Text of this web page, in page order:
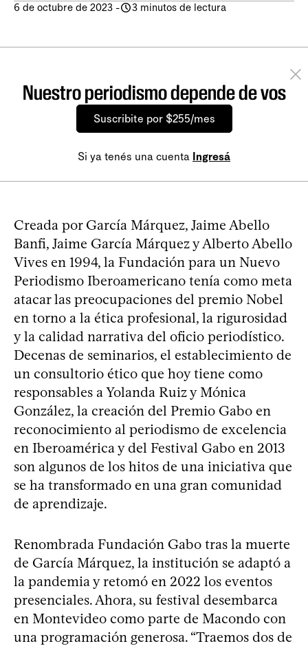
6 de octubre de 2023 - 3 minutos de lectura
Nuestro periodismo depende de vos
Suscribite por $255/mes
Si ya tenés una cuenta Ingresá
Creada por García Márquez, Jaime Abello
Banfi, Jaime García Márquez y Alberto Abello
Vives en 1994, la Fundación para un Nuevo
Periodismo Iberoamericano tenía como meta
atacar las preocupaciones del premio Nobel
en torno a la ética profesional, la rigurosidad
y la calidad narrativa del oficio periodístico.
Decenas de seminarios, el establecimiento de
un consultorio ético que hoy tiene como
responsables a Yolanda Ruiz y Mónica
González, la creación del Premio Gabo en
reconocimiento al periodismo de excelencia
en Iberoamérica y del Festival Gabo en 2013
son algunos de los hitos de una iniciativa que
se ha transformado en una gran comunidad
de aprendizaje.
Renombrada Fundación Gabo tras la muerte
de García Márquez, la institución se adaptó a
la pandemia y retomó en 2022 los eventos
presenciales. Ahora, su festival desembarca
en Montevideo como parte de Macondo con
una programación generosa. “Traemos dos de